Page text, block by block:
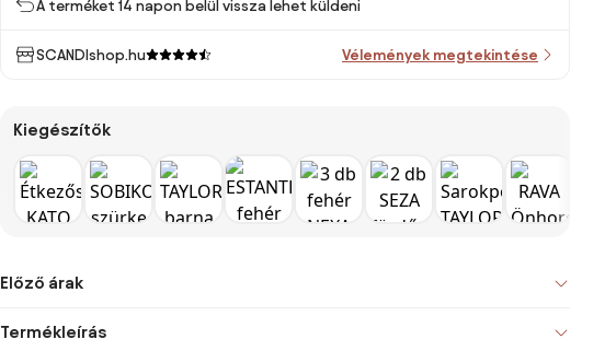
A terméket 14 napon belül vissza lehet küldeni
SCANDIshop.hu Vélemények megtekintése
Kiegészítők
Előző árak
Termékleírás